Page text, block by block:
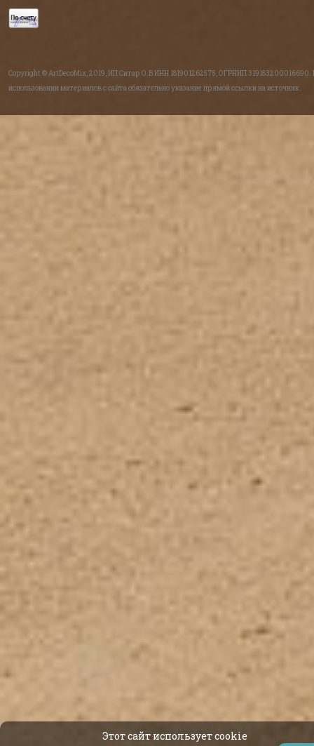
Copyright © ArtDecoMix, 2019, ИП Ситар О.В ИНН 181901262575, ОГРНИП 319183200016690.
использовании материалов с сайта обязательно указание прямой ссылки на источник.
Этот сайт использует cookie